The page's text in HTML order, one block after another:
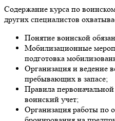
Содержание курса по
других специалистов
Понятие воинской
Мобилизационные
подготовка
Организация и ведение
пребывающих в запасе;
Правила
воинский учет;
Организация работы по